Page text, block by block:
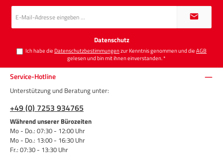
E-
Mail-
Adresse
Datenschutz
Ich habe die Datenschutzbestimmungenzur Kenntnis genommen und dieAGB
gelesen und bin mit ihnen einverstanden.*
Service-Hotline
Unterstützung und Beratung unter:
+49 (0) 7253 934765
Während unserer Bürozeiten
Mo - Do.: 07:30 - 12:00 Uhr
Mo - Do.: 13:00 - 16:30 Uhr
Fr.: 07:30 - 13:30 Uhr